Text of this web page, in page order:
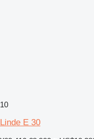
10
Linde E 30